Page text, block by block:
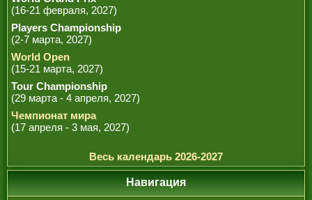
(16-21 февраля, 2027)
Players Championship
(2-7 марта, 2027)
World Open
(15-21 марта, 2027)
Tour Championship
(29 марта - 4 апреля, 2027)
Чемпионат мира
(17 апреля - 3 мая, 2027)
Весь календарь 2026-2027
Навигация